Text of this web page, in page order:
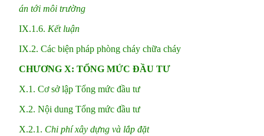
án tới môi trường
IX.1.6. Kết luận
IX.2. Các biện pháp phòng cháy chữa cháy
CHƯƠNG X: TỔNG MỨC ĐẦU TƯ
X.1. Cơ sở lập Tổng mức đầu tư
X.2. Nội dung Tổng mức đầu tư
X.2.1. Chi phí xây dựng và lắp đặt